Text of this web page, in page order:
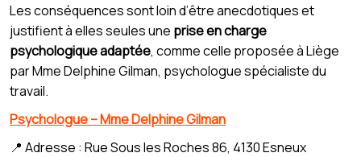
Les conséquences sont loin d’être anecdotiques et
justifient à elles seules une prise en charge
psychologique adaptée, comme celle proposée à Liège
par Mme Delphine Gilman, psychologue spécialiste du
travail.
Psychologue – Mme Delphine Gilman
📍 Adresse : Rue Sous les Roches 86, 4130 Esneux